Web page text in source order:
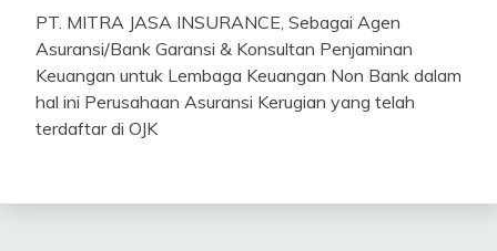
PT. MITRA JASA INSURANCE, Sebagai Agen
Asuransi/Bank Garansi & Konsultan Penjaminan
Keuangan untuk Lembaga Keuangan Non Bank dalam
hal ini Perusahaan Asuransi Kerugian yang telah
terdaftar di OJK